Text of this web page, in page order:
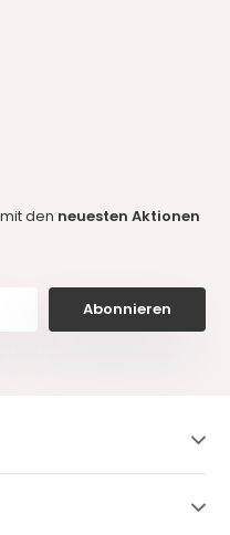
mit den neuesten Aktionen
Abonnieren